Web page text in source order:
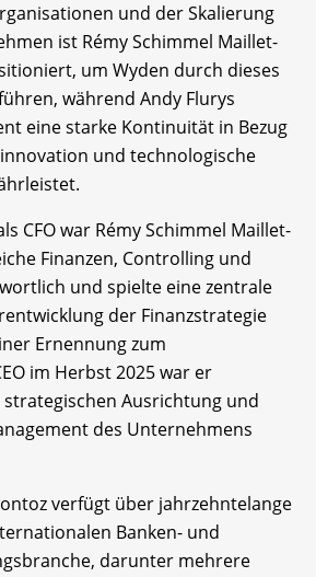
und der Skalierung
ist Rémy Schimmel Maillet-
um Wyden durch dieses
während Andy Flurys
eine starke Kontinuität in Bezug
und technologische
CFO war Rémy Schimmel Maillet-
Finanzen, Controlling und
und spielte eine zentrale
der Finanzstrategie
Ernennung zum
im Herbst 2025 war er
Ausrichtung und
des Unternehmens
verfügt über jahrzehntelange
Banken- und
darunter mehrere